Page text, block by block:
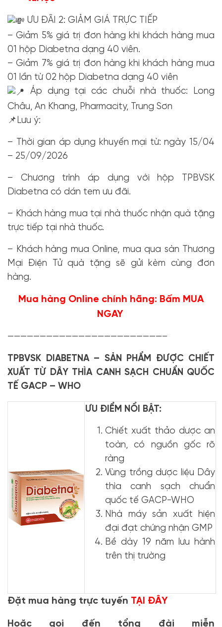
ƯU ĐÃI 2: GIẢM GIÁ TRỰC TIẾP
– Giảm 5% giá trị đơn hàng khi khách hàng mua
01 hộp Diabetna dạng 40 viên.
– Giảm 7% giá trị đơn hàng khi khách hàng mua
01 lần từ 02 hộp Diabetna dạng 40 viên
Áp dụng tại các chuỗi nhà thuốc: Long
Châu, An Khang, Pharmacity, Trung Sơn
📌Lưu ý:
– Thời gian áp dụng khuyến mại từ: ngày 15/04
– 25/09/2026
– Chương trình áp dụng với hộp TPBVSK
Diabetna có dán tem ưu đãi.
– Khách hàng mua tại nhà thuốc nhận quà tặng
trực tiếp tại nhà thuốc.
– Khách hàng mua Online, mua qua sàn Thương
Mại Điện Tử quà tặng sẽ gửi kèm cùng đơn
hàng.
Mua hàng Online chính hãng: Bấm MUA
NGAY
————————————————————————–
TPBVSK DIABETNA – SẢN PHẨM ĐƯỢC CHIẾT
XUẤT TỪ DÂY THÌA CANH SẠCH CHUẨN QUỐC
TẾ GACP – WHO
ƯU ĐIỂM NỔI BẬT:
Chiết xuất thảo dược an
toàn, có nguồn gốc rõ
ràng
Vùng trồng dược liệu Dây
thìa canh sạch chuẩn
quốc tế GACP-WHO
Nhà máy sản xuất hiện
đại đạt chứng nhận GMP
Bề dày 19 năm lưu hành
trên thị trường
Đặt mua hàng trực tuyến TẠI ĐÂY
Hoặc gọi đến tổng đài miễn